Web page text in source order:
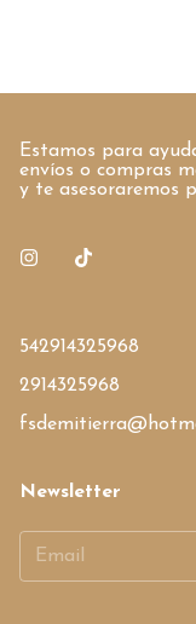
Estamos para
envíos o compras
y te asesoraremos
542914325968
2914325968
Newsletter